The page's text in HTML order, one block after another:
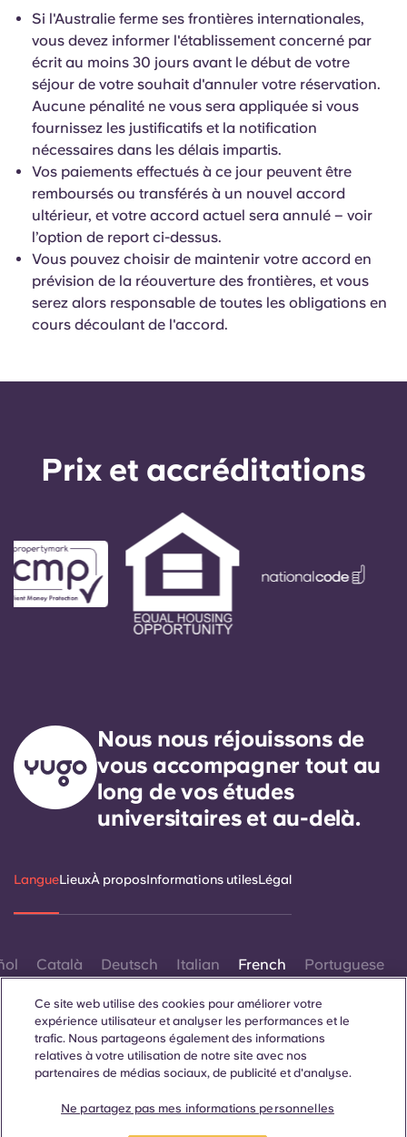
Si l'Australie ferme ses frontières internationales,
vous devez informer l'établissement concerné par
écrit au moins 30 jours avant le début de votre
séjour de votre souhait d'annuler votre réservation.
Aucune pénalité ne vous sera appliquée si vous
fournissez les justificatifs et la notification
nécessaires dans les délais impartis.
Vos paiements effectués à ce jour peuvent être
remboursés ou transférés à un nouvel accord
ultérieur, et votre accord actuel sera annulé – voir
l’option de report ci-dessus.
Vous pouvez choisir de maintenir votre accord en
prévision de la réouverture des frontières, et vous
serez alors responsable de toutes les obligations en
cours découlant de l'accord.
Prix ​​et accréditations
Nous nous réjouissons de
vous accompagner tout au
long de vos études
universitaires et au-delà.
LangueLieuxÀ proposInformations utilesLégal
Català Deutsch Italian French Portuguese
Ce site web utilise des cookies pour améliorer votre
expérience utilisateur et analyser les performances et le
trafic. Nous partageons également des informations
relatives à votre utilisation de notre site avec nos
partenaires de médias sociaux, de publicité et d'analyse.
Ne partagez pas mes informations personnelles